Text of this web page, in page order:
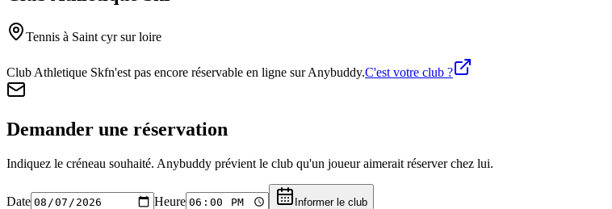
Tennis à Saint cyr sur loire
Club Athletique Skfn'est pas encore réservable en ligne sur Anybuddy.C'est votre club ?
Demander une réservation
Indiquez le créneau souhaité. Anybuddy prévient le club qu'un joueur aimerait réserver chez lui.
Date Heure Informer le club